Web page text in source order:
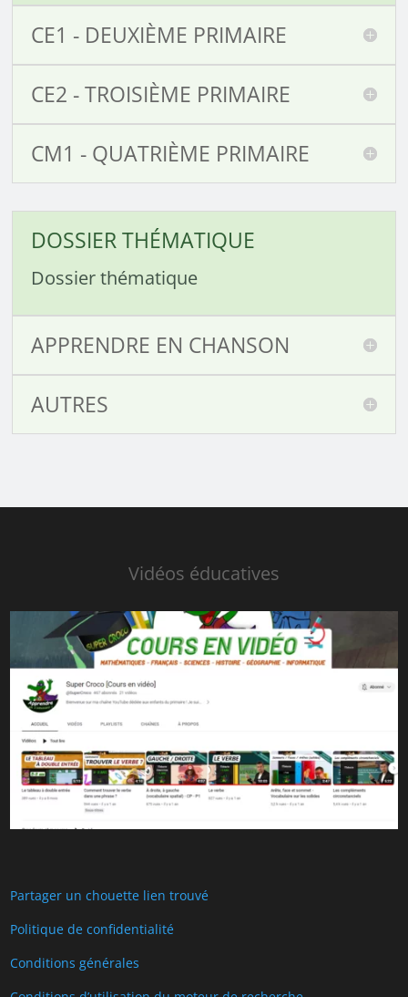
CE1 - DEUXIÈME PRIMAIRE
CE2 - TROISIÈME PRIMAIRE
CM1 - QUATRIÈME PRIMAIRE
DOSSIER THÉMATIQUE
Dossier thématique
APPRENDRE EN CHANSON
AUTRES
Vidéos éducatives
Partager un chouette lien trouvé
Politique de confidentialité
Conditions générales